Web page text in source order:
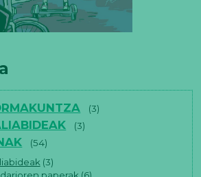
(3)
(3)
(54)
(3)
paperak (6)